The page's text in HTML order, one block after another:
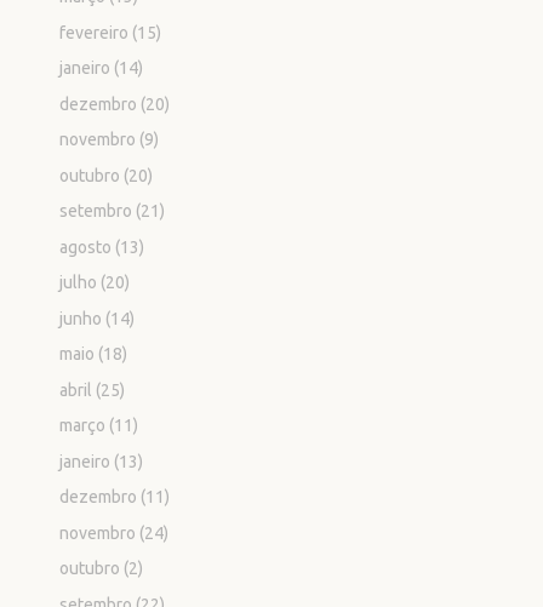
fevereiro (15)
janeiro (14)
dezembro (20)
novembro (9)
outubro (20)
setembro (21)
agosto (13)
julho (20)
junho (14)
maio (18)
abril (25)
março (11)
janeiro (13)
dezembro (11)
novembro (24)
outubro (2)